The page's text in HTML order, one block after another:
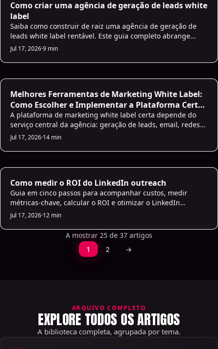
Como criar uma agência de geração de leads white
label
Saiba como construir de raiz uma agência de geração de
leads white label rentável. Este guia completo abrange
tudo, desde a escolha do parceiro até escalar a operação
com IA e automação.
Jul 17, 2026·9 min
White Label Lead Generation SaaS
Melhores Ferramentas de Marketing White Label:
Como Escolher e Implementar a Plataforma Certa
para a Sua Agência
A plataforma de marketing white label certa depende do
serviço central da agência: geração de leads, email, redes
sociais ou SEO. A SalesMind AI é a melhor opção para
agências focadas em vendas outbound e prospeção no
LinkedIn. Avaliar as ferramentas pela capacidade de
Jul 17, 2026·14 min
AI Prospecting
Como medir o ROI do LinkedIn outreach
Guia em cinco passos para acompanhar custos, medir
métricas-chave, calcular o ROI e otimizar o LinkedIn
outreach, transformando ligações em receita B2B rentável.
Jul 17, 2026·12 min
A mostrar 25 de 37 artigos
1 2 →
ARQUIVO COMPLETO
EXPLORE TODOS OS ARTIGOS
A biblioteca completa, agrupada por tema.